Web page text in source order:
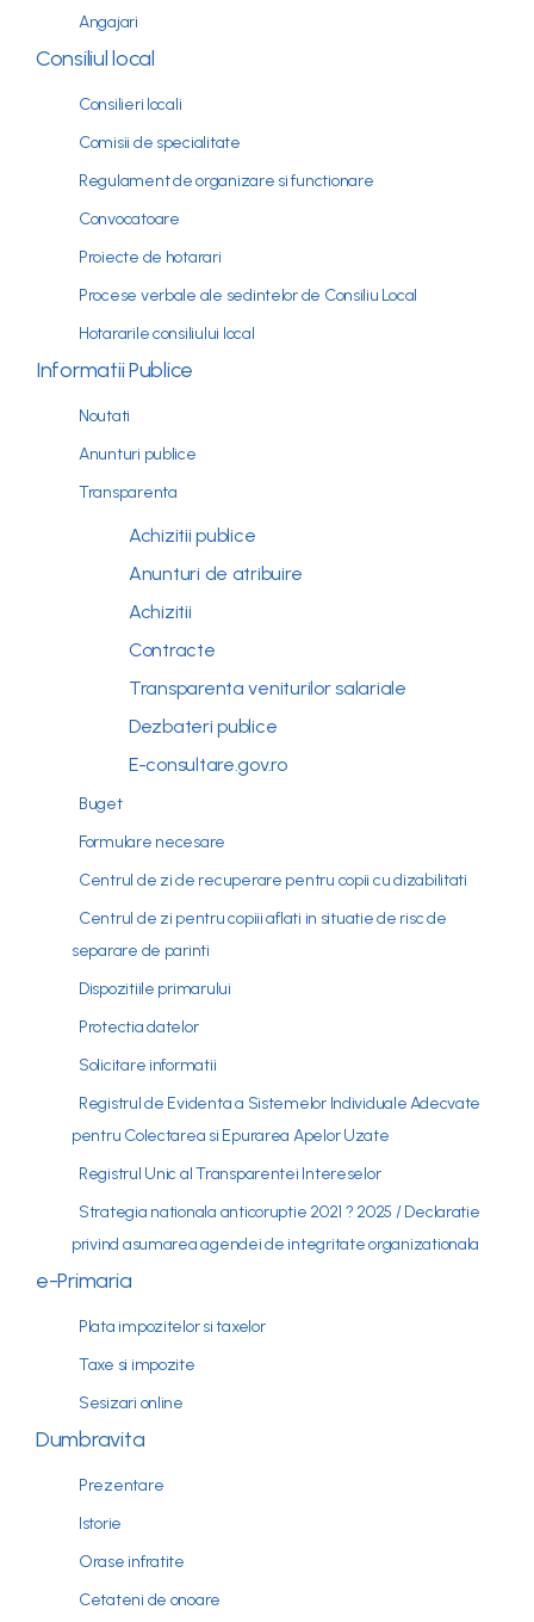
Angajari
Consiliul local
Consilieri locali
Comisii de specialitate
Regulament de organizare si functionare
Convocatoare
Proiecte de hotarari
Procese verbale ale sedintelor de Consiliu Local
Hotararile consiliului local
Informatii Publice
Noutati
Anunturi publice
Transparenta
Achizitii publice
Anunturi de atribuire
Achizitii
Contracte
Transparenta veniturilor salariale
Dezbateri publice
E-consultare.gov.ro
Buget
Formulare necesare
Centrul de zi de recuperare pentru copii cu dizabilitati
Centrul de zi pentru copiii aflati in situatie de risc de
separare de parinti
Dispozitiile primarului
Protectia datelor
Solicitare informatii
Registrul de Evidenta a Sistemelor Individuale Adecvate
pentru Colectarea si Epurarea Apelor Uzate
Registrul Unic al Transparentei Intereselor
Strategia nationala anticoruptie 2021 ? 2025 / Declaratie
privind asumarea agendei de integritate organizationala
e-Primaria
Plata impozitelor si taxelor
Taxe si impozite
Sesizari online
Dumbravita
Prezentare
Istorie
Orase infratite
Cetateni de onoare